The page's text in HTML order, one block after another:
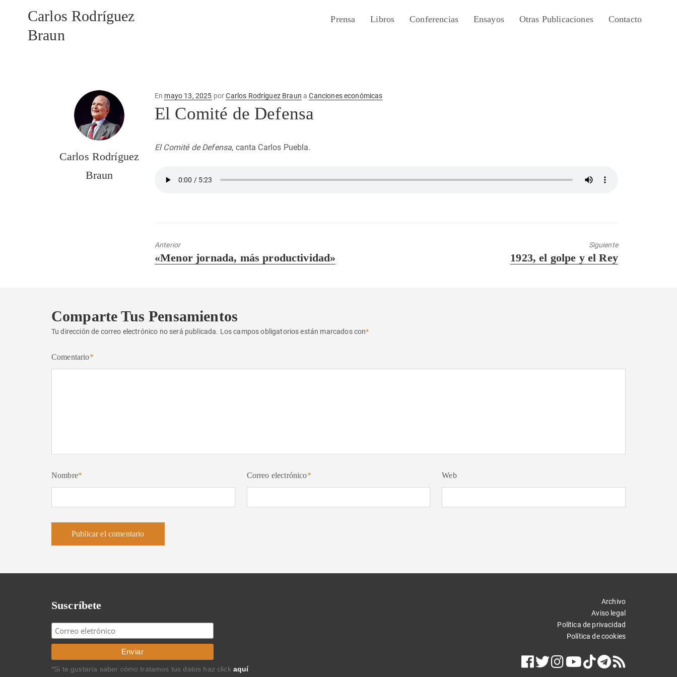
Carlos Rodríguez
Braun
Prensa Libros Conferencias Ensayos Otras Publicaciones Contacto
Carlos Rodríguez
Braun
En Publicado
en
mayo 13, 2025 porCarlos Rodríguez Braun aCanciones económicas
El Comité de Defensa
El Comité de Defensa, canta Carlos Puebla.
Anterior
Entrada
«Menor jornada, más productividad»
Siguiente
Entrada
1923, el golpe y el Rey
Comparte Tus Pensamientos
Tu dirección de correo electrónico no será publicada. Los campos obligatorios están marcados con*
Comentario*
Nombre* Correo electrónico* Web
Suscríbete
*Si te gustaría saber cómo tratamos tus datos haz click aquí
Archivo
Aviso legal
Política de privacidad
Política de cookies